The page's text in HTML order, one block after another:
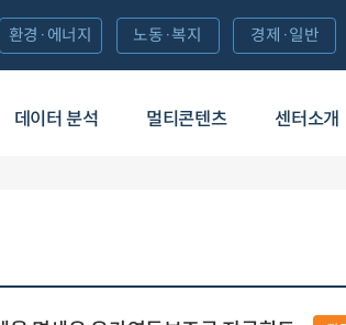
데이터 분석 멀티콘텐츠 센터소개
환경·에너지 노동·복지 경제·일반